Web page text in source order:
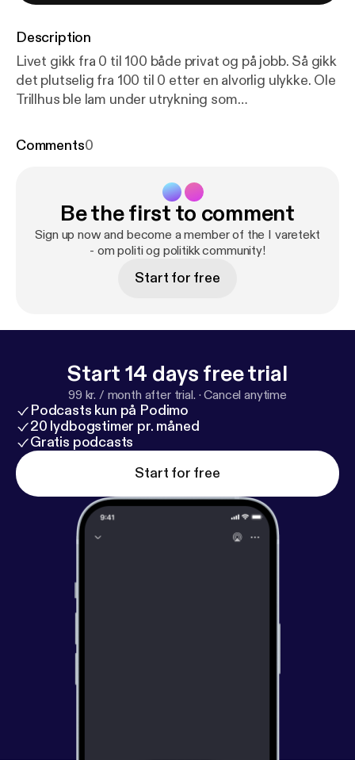
Description
Livet gikk fra 0 til 100 både privat og på jobb. Så gikk
det plutselig fra 100 til 0 etter en alvorlig ulykke. Ole
Trillhus ble lam under utrykning som
ukuelig vilje har han kjempet seg tilbake og jobber i
Comments0
Be the first to comment
Sign up now and become a member of the I varetekt
- om politi og politikk community!
Start for free
Start 14 days free trial
99 kr. / month after trial. ·Cancel anytime
Podcasts kun på Podimo
20 lydbogstimer pr. måned
Gratis podcasts
Start for free